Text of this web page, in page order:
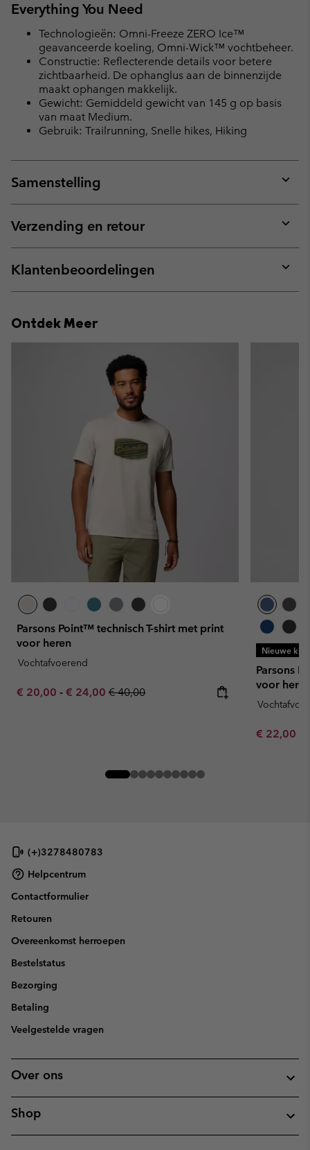
Everything You Need
Technologieën: Omni-Freeze ZERO Ice™
geavanceerde koeling, Omni-Wick™ vochtbeheer.
Constructie: Reflecterende details voor betere
zichtbaarheid. De ophanglus aan de binnenzijde
maakt ophangen makkelijk.
Gewicht: Gemiddeld gewicht van 145 g op basis
van maat Medium.
Gebruik: Trailrunning, Snelle hikes, Hiking
Samenstelling
or
Verzending en retour
or
Klantenbeoordelingen
or
Ontdek Meer
Parsons Point™ technisch T-shirt met print
voor heren
Vochtafvoerend
Minimum sale price:
€ 20,00 - Maximum sale price:
€ 24,00 Regular price:
€ 40,00
Nieuwe
Parsons
voor heren
Minimum
€ 22,00
(+)3278480783
Helpcentrum
Contactformulier
Retouren
Overeenkomst herroepen
Bestelstatus
Bezorging
Betaling
Veelgestelde vragen
Over ons
Shop